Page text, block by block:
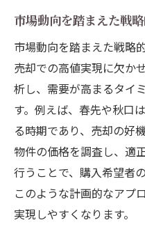
地域の専門家と
リサーチ結果
市場価値変動
市場動向を踏まえた戦
市場動向を踏まえた戦略
売却での高値実現に欠か
析し、需要が高まるタイ
す。例えば、春先や秋口
る時期であり、売却の好
物件の価格を調査し、適
行うことで、購入希望者
このような計画的なアプ
実現しやすくなります。